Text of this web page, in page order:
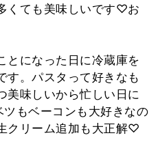
くても美味しいです♡お
とになった日に冷蔵庫を
す。パスタって好きなも
美味しいから忙しい日に
もベーコンも大好きなの
クリーム追加も大正解♡